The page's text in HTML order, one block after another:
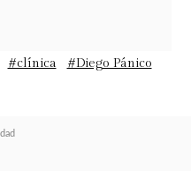
#clínica
#Diego Pánico